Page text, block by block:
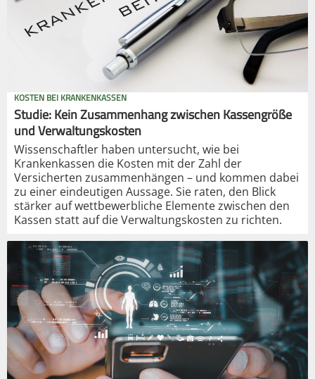
KOSTEN BEI KRANKENKASSEN
Studie: Kein Zusammenhang zwischen Kassengröße
und Verwaltungskosten
Wissenschaftler haben untersucht, wie bei
Krankenkassen die Kosten mit der Zahl der
Versicherten zusammenhängen – und kommen dabei
zu einer eindeutigen Aussage. Sie raten, den Blick
stärker auf wettbewerbliche Elemente zwischen den
Kassen statt auf die Verwaltungskosten zu richten.